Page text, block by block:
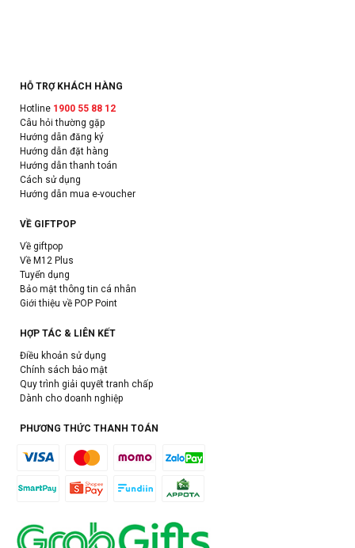
HỖ TRỢ KHÁCH HÀNG
Hotline 1900 55 88 12
Câu hỏi thường gặp
Hướng dẫn đăng ký
Hướng dẫn đặt hàng
Hướng dẫn thanh toán
Cách sử dụng
Hướng dẫn mua e-voucher
VỀ GIFTPOP
Về giftpop
Về M12 Plus
Tuyển dụng
Bảo mật thông tin cá nhân
Giới thiệu về POP Point
HỢP TÁC & LIÊN KẾT
Điều khoản sử dụng
Chính sách bảo mật
Quy trình giải quyết tranh chấp
Dành cho doanh nghiệp
PHƯƠNG THỨC THANH TOÁN